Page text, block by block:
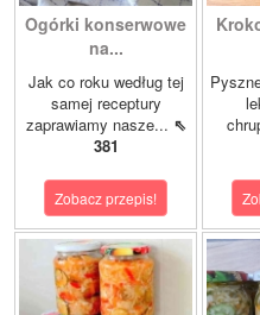
Ogórki konserwowe
na...
Jak co roku według tej
samej receptury
zaprawiamy nasze... ⇖
381
Zobacz przepis!